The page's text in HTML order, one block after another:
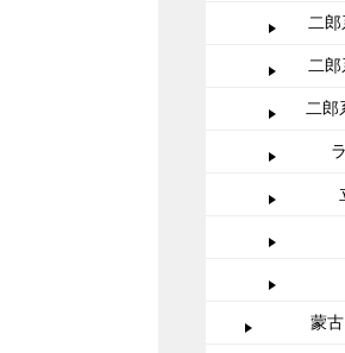
二
二
二郎
蒙